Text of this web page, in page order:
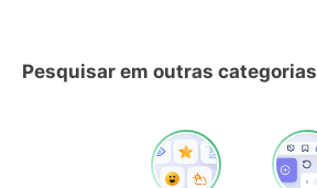
Pesquisar em outras categorias